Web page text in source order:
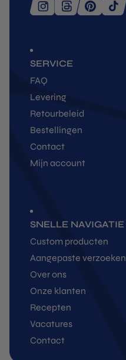
SERVICE
FAQ
Levering
Retourbeleid
Bestellingen
Contact
Mijn account
SNELLE NAVIGATIE
Custom producten
Aangepaste verzoeken
Over ons
Onze klanten
Recepten
Vacatures
Contact